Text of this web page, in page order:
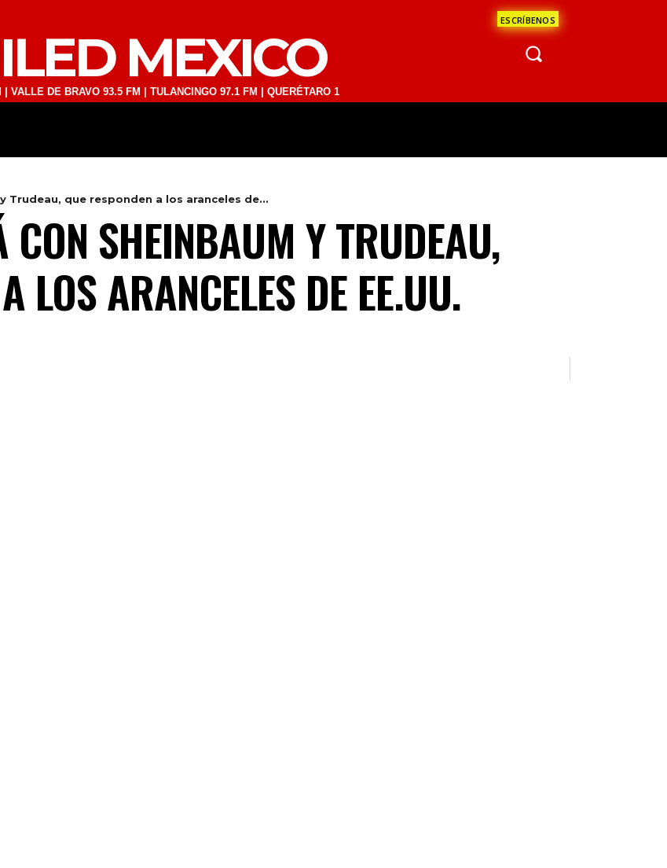
ESCRÍBENOS
MEXICO
DE BRAVO 93.5 FM | TULANCINGO 97.1 FM | QUERÉTARO 103.1 FM | SAN JUAN DEL RÍO 93.1 FM | GUADALAJARA 1510 AM | LA
Trudeau, que responden a los aranceles de...
SHEINBAUM Y TRUDEAU,
LOS ARANCELES DE EE.UU.